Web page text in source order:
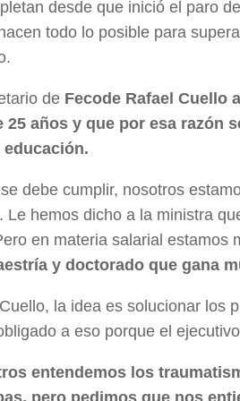
desde que inició el paro
todo lo posible para
de Fecode Rafael Cuello
25 años y que por esa razón
educación.
debe cumplir, nosotros
Le hemos dicho a la ministra
en materia salarial estamos
y doctorado que gana
la idea es solucionar los
a eso porque el
entendemos los
pero pedimos que nos